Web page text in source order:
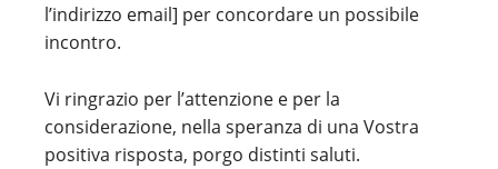
l’indirizzo email] per concordare un possibile
incontro.
Vi ringrazio per l’attenzione e per la
considerazione, nella speranza di una Vostra
positiva risposta, porgo distinti saluti.